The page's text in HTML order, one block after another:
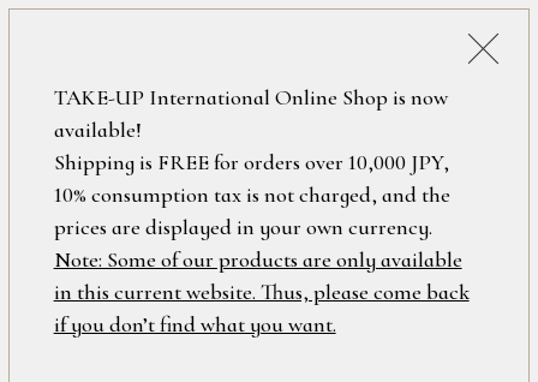
ONLINE SHOP
フリーワード
在庫なし含む
アイテム
ロ
グ
イ
ン
/
新
規
会
TAKE-UP International Online Shop is now
available!
Shipping is FREE for orders over 10,000 JPY,
10% consumption tax is not charged, and the
prices are displayed in your own currency.
Note: Some of our products are only available
in this current website. Thus, please come back
if you don’t find what you want.